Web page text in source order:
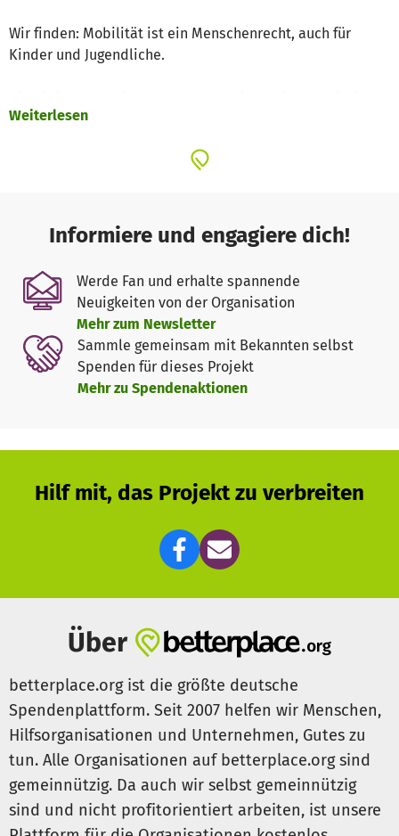
Wir finden: Mobilität ist ein Menschenrecht, auch für
Kinder und Jugendliche.
angemeldet. Diese sichert die Wege und begleitet die
Verpflegung ausklingen.
Wofür brauchen wir Geld? Wie wollen die Kidical Mass
Köln möglichst weit bekannt machen und drucken dafür
Flyer, Poster und Sticker. Zudem fallen an den Zielorten
manchmal Kosten an, für Stromanschlüsse oder
ähnliches.
Weiterlesen
Informiere und engagiere dich!
Werde Fan und erhalte spannende
Neuigkeiten von der Organisation
Mehr zum Newsletter
Sammle gemeinsam mit Bekannten selbst
Spenden für dieses Projekt
Mehr zu Spendenaktionen
Hilf mit, das Projekt zu verbreiten
Über
betterplace.org ist die größte deutsche
Spendenplattform. Seit 2007 helfen wir Menschen,
Hilfsorganisationen und Unternehmen, Gutes zu
tun. Alle Organisationen auf betterplace.org sind
gemeinnützig. Da auch wir selbst gemeinnützig
sind und nicht profitorientiert arbeiten, ist unsere